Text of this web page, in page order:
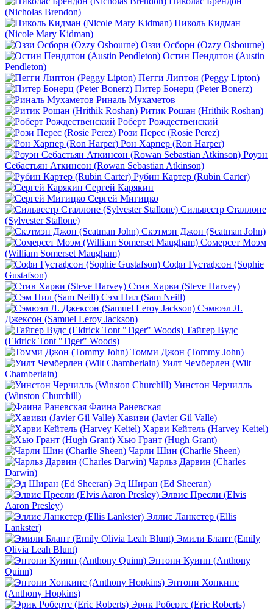
(Nicholas Brendon)
Николь Кидман
(Nicole Mary Kidman)
Оззи Осборн (Ozzy Osbourne)
Остин Пендлтон (Austin
Pendleton)
Пегги Липтон (Peggy Lipton)
Питер Бонерц (Peter Bonerz)
Риналь Мухаметов
Ритик Рошан (Hrithik Roshan)
Роберт Рождественский
Рози Перес (Rosie Perez)
Рон Харпер (Ron Harper)
Роуэн
Себастьян Аткинсон (Rowan Sebastian Atkinson)
Рубин Картер (Rubin Carter)
Сергей Карякин
Сергей Мигицко
Сильвестр Сталлоне
(Sylvester Stallone)
Скэтмэн Джон (Scatman John)
Сомерсет Моэм
(William Somerset Maugham)
Софи Густафсон (Sophie
Gustafson)
Стив Харви (Steve Harvey)
Сэм Нил (Sam Neill)
Сэмюэл Л.
Джексон (Samuel Leroy Jackson)
Тайгер Вудс
(Eldrick Tont "Tiger" Woods)
Томми Джон (Tommy John)
Уилт Чемберлен (Wilt
Chamberlain)
Уинстон Черчилль
(Winston Churchill)
Фаина Раневская
Хавиви (Javier Gil Valle)
Харви Кейтель (Harvey Keitel)
Хью Грант (Hugh Grant)
Чарли Шин (Charlie Sheen)
Чарльз Дарвин (Charles
Darwin)
Эд Ширан (Ed Sheeran)
Элвис Пресли (Elvis
Aaron Presley)
Эллис Ланкстер (Ellis
Lankster)
Эмили Блант (Emily
Olivia Leah Blunt)
Энтони Куинн (Anthony
Quinn)
Энтони Хопкинс
(Anthony Hopkins)
Эрик Робертс (Eric Roberts)